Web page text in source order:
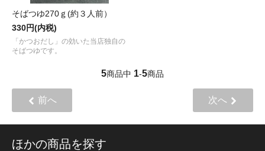
そばつゆ270ｇ(約３人前）
330円(内税)
「かつおだし」の効いた当店独自の
そばつゆです。
5商品中 1-5商品
前へ 次へ
ほかの商品を探す